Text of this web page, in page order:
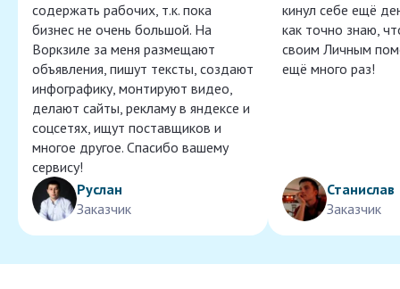
содержать рабочих, т.к. пока
бизнес не очень большой. На
Воркзиле за меня размещают
объявления, пишут тексты, создают
инфографику, монтируют видео,
делают сайты, рекламу в яндексе и
соцсетях, ищут поставщиков и
многое другое. Спасибо вашему
сервису!
Руслан
Заказчик
кинул себе ещё
как точно знаю,
своим Личным
ещё много раз!
Станислав
Заказчик